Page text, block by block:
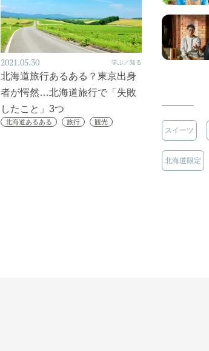
2021.05.30 学ぶ／知る
北海道旅行あるある？東京出身
者が愕然…北海道旅行で「失敗
したこと」3つ
北海道あるある 旅行 観光
スイーツ
北海道限定